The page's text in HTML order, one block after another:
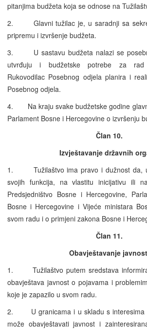
pitanjima budžeta koja se odnose na
2. Glavni tužilac je, u saradnji sa
pripremu i izvršenje budžeta.
3. U sastavu budžeta nalazi se
utvrđuju i budžetske potrebe za rad
Rukovodilac Posebnog odjela planira i
Posebnog odjela.
4. Na kraju svake budžetske godine
Parlament Bosne i Hercegovine o izvršenju
Član 10.
Izvještavanje državnih
1. Tužilaštvo ima pravo i dužnost da, u
svojih funkcija, na vlastitu inicijativu ili
Predsjedništvo Bosne i Hercegovine,
Bosne i Hercegovine i Vijeće ministara
svom radu i o primjeni zakona Bosne i
Član 11.
Obavještavanje
1. Tužilaštvo putem sredstava
obavještava javnost o pojavama i
koje je zapazilo u svom radu.
2. U granicama i u skladu s interesima
može obavještavati javnost i